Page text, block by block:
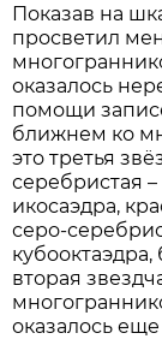
Показав на
просветил
оказалось
помощи
ближнем ко
это третья
серебристая
икосаэдра,
серо-
вторая
оказалось